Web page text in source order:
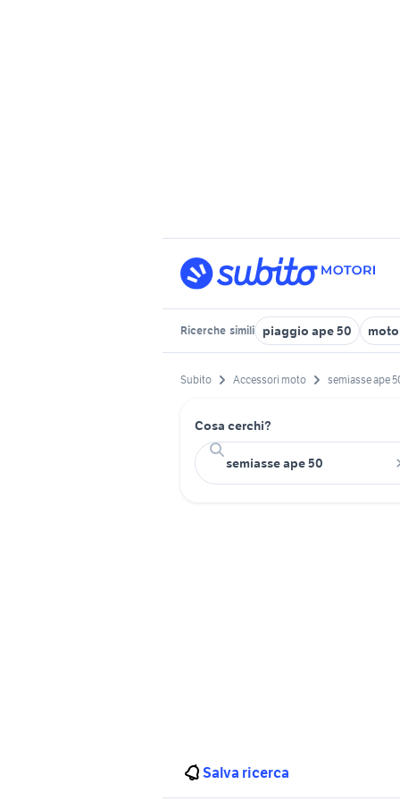
Ricerche simili piaggio ape 50
Subito Accessori moto semiasse ape
Cosa cerchi?
Salva ricerca